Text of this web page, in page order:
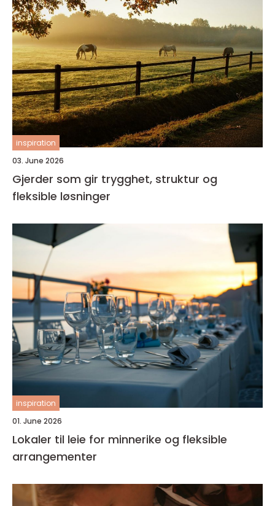
inspiration
03. June 2026
Gjerder som gir trygghet, struktur og
fleksible løsninger
inspiration
01. June 2026
Lokaler til leie for minnerike og fleksible
arrangementer